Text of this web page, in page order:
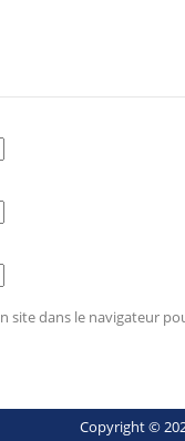
site dans le navigateur
Copyright ©